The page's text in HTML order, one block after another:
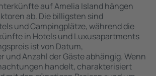
auf Amelia Island hängen
ab. Die billigsten sind
und Campingplätze, während die
in Hotels und Luxusapartments
ist von Datum,
Anzahl der Gäste abhängig. Wenn
handelt, charakterisiert